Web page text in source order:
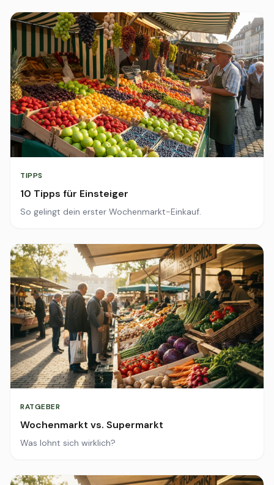
TIPPS
10 Tipps für Einsteiger
So gelingt dein erster Wochenmarkt-Einkauf.
RATGEBER
Wochenmarkt vs. Supermarkt
Was lohnt sich wirklich?